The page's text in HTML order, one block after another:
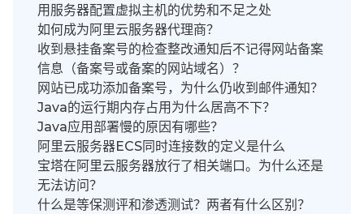
用服务器配置虚拟主机的优势和不足之处
如何成为阿里云服务器代理商？
收到悬挂备案号的检查整改通知后不记得网站备案
信息（备案号或备案的网站域名）？
网站已成功添加备案号，为什么仍收到邮件通知？
Java的运行期内存占用为什么居高不下？
Java应用部署慢的原因有哪些？
阿里云服务器ECS同时连接数的定义是什么
宝塔在阿里云服务器放行了相关端口。为什么还是
无法访问？
什么是等保测评和渗透测试？两者有什么区别？